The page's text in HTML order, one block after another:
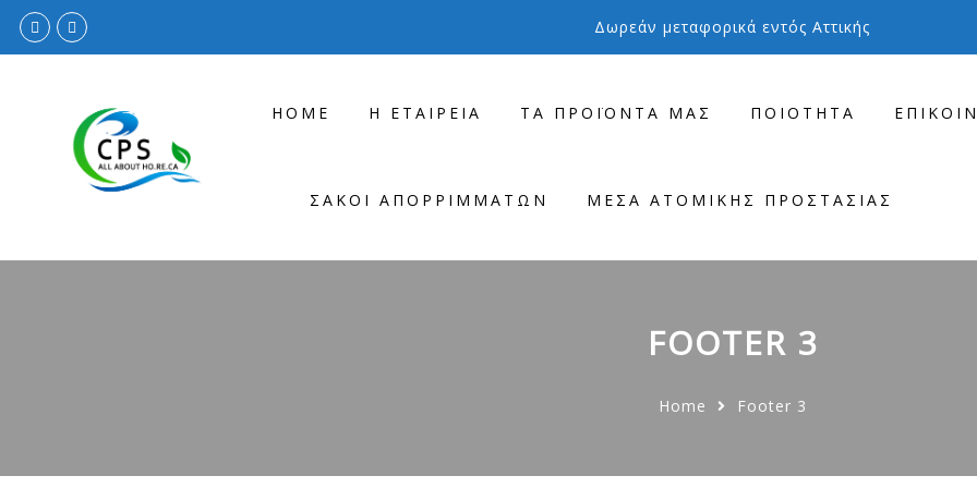
Δωρεάν μεταφορικά εντός Αττικής
HOME Η ΕΤΑΙΡΕΊΑ ΤΑ ΠΡΟΪΌΝΤΑ ΜΑΣ ΠΟΙΌΤΗΤΑ
ΣΆΚΟΙ ΑΠΟΡΡΙΜΜΆΤΩΝ ΜΈΣΑ ΑΤΟΜΙΚΉΣ ΠΡΟΣΤΑΣΊΑΣ
FOOTER 3
Home Footer 3